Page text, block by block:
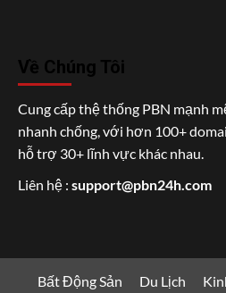
Về Chúng Tôi
Cung cấp thệ thống PBN mạnh
nhanh chống, với hơn 100+
hỗ trợ 30+ lĩnh vực khác nhau.
Liên hệ : support@pbn24h.com
Bất Động Sản Du Lịch